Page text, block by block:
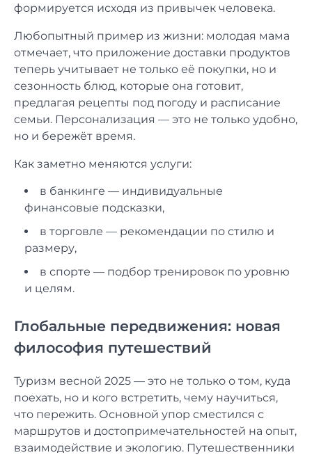
формируется исходя из привычек человека.
Любопытный пример из жизни: молодая мама
отмечает, что приложение доставки продуктов
теперь учитывает не только её покупки, но и
сезонность блюд, которые она готовит,
предлагая рецепты под погоду и расписание
семьи. Персонализация — это не только удобно,
но и бережёт время.
Как заметно меняются услуги:
в банкинге — индивидуальные
финансовые подсказки,
в торговле — рекомендации по стилю и
размеру,
в спорте — подбор тренировок по уровню
и целям.
Глобальные передвижения: новая
философия путешествий
Туризм весной 2025 — это не только о том, куда
поехать, но и кого встретить, чему научиться,
что пережить. Основной упор сместился с
маршрутов и достопримечательностей на опыт,
взаимодействие и экологию. Путешественники